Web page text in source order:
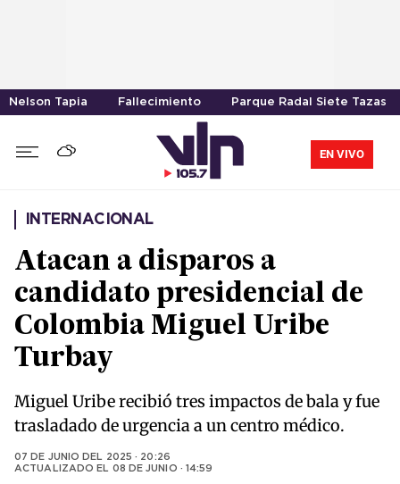
Nelson Tapia Fallecimiento Parque Radal Siete Tazas
EN VIVO
INTERNACIONAL
Atacan a disparos a
candidato presidencial de
Colombia Miguel Uribe
Turbay
Miguel Uribe recibió tres impactos de bala y fue
trasladado de urgencia a un centro médico.
07 DE JUNIO DEL 2025 · 20:26
ACTUALIZADO EL 08 DE JUNIO · 14:59